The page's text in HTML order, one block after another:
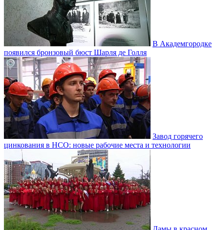
В Академгородке
появился бронзовый бюст Шарля де Голля
Завод горячего
цинкования в НСО: новые рабочие места и технологии